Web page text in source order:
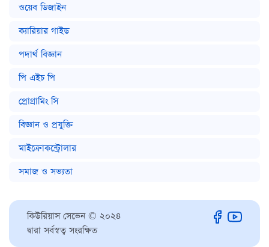
ওয়েব ডিজাইন
ক্যারিয়ার গাইড
পদার্থ বিজ্ঞান
পি এইচ পি
প্রোগ্রামিং সি
বিজ্ঞান ও প্রযুক্তি
মাইক্রোকন্ট্রোলার
সমাজ ও সভ্যতা
কিউরিয়াস সেভেন © ২০২৪
দ্বারা সর্বস্বত্ব সংরক্ষিত